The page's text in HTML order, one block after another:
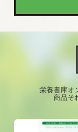
栄養書庫オ
商品そ